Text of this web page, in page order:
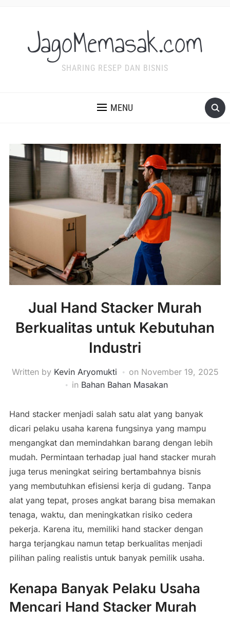
JagoMemasak.com
SHARING RESEP DAN BISNIS
MENU
Jual Hand Stacker Murah
Berkualitas untuk Kebutuhan
Industri
Written by Kevin Aryomukti on November 19, 2025
in Bahan Bahan Masakan
Hand stacker menjadi salah satu alat yang banyak
dicari pelaku usaha karena fungsinya yang mampu
mengangkat dan memindahkan barang dengan lebih
mudah. Permintaan terhadap jual hand stacker murah
juga terus meningkat seiring bertambahnya bisnis
yang membutuhkan efisiensi kerja di gudang. Tanpa
alat yang tepat, proses angkat barang bisa memakan
tenaga, waktu, dan meningkatkan risiko cedera
pekerja. Karena itu, memiliki hand stacker dengan
harga terjangkau namun tetap berkualitas menjadi
pilihan paling realistis untuk banyak pemilik usaha.
Kenapa Banyak Pelaku Usaha
Mencari Hand Stacker Murah